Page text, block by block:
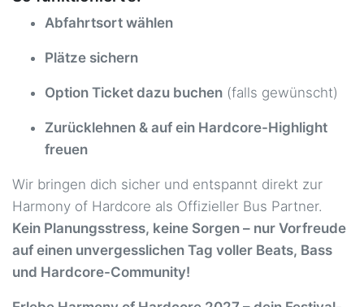
Gießen - Parkplatz An der Automeile
Am Bössershof 2, 47574 Goch 15.05.2027 ca. 10:45 Uhr
Greven - Bhf 59,00 €
Biederlackstraße, 48268 Greven
Gronau (Westfalen) - Hagebaumarkt 59,00 €
Gronauer Straße 178, 48599
Gronau
15.05.2027 ca. 09:15 Uhr
Göppingen - EWS Arena 105,00 €
Lorcher Str. 65, 73033 Göppingen
Abfahrtsort wählen
Plätze sichern
Option Ticket dazu buchen (falls gewünscht)
Zurücklehnen & auf ein Hardcore-Highlight
freuen
Wir bringen dich sicher und entspannt direkt zur
Harmony of Hardcore als Offizieller Bus Partner.
Kein Planungsstress, keine Sorgen – nur Vorfreude
auf einen unvergesslichen Tag voller Beats, Bass
und Hardcore-Community!